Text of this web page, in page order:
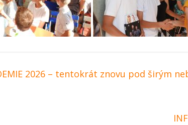
2026 – tentokrát znovu pod širým